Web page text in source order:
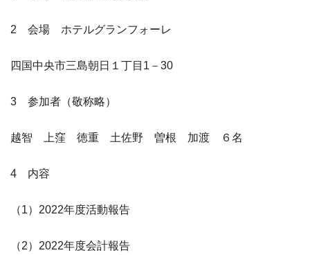
2 会場 ホテルグランフォーレ
四国中央市三島朝日１丁目1－30
3 参加者（敬称略）
越智 上窪 徳重 土佐野 曽根 加渡 ６名
4 内容
（1）2022年度活動報告
（2）2022年度会計報告